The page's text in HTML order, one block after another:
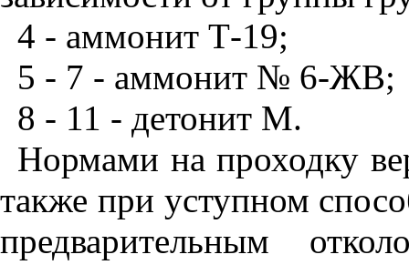
4 - аммонит Т-19;
5 - 7 - аммонит № 6-ЖВ;
8 - 11 - детонит М.
Нормами на проходку
также при уступном
предварительным